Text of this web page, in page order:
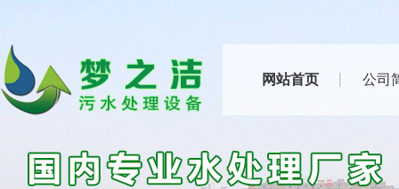
网站首页 公司